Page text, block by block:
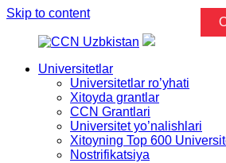
Skip to content
Universitetlar
Universitetlar ro’yhati
Xitoyda grantlar
CCN Grantlari
Universitet yo’nalishlari
Xitoyning Top 600
Nostrifikatsiya